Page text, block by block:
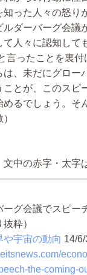
知った人々の怒り
ダーバーグ会議
て人々に認知して
言ったことを裏付
、未だにグロー
ことが、このスピ
めるでしょう。そ
文中の赤字・太字
ーグ会議でスピー
粋）
や宇宙の動向 14/
the-coming-